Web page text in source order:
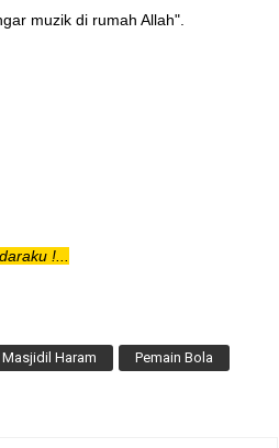
muzik di rumah Allah".
!...
Masjidil Haram
Pemain Bola